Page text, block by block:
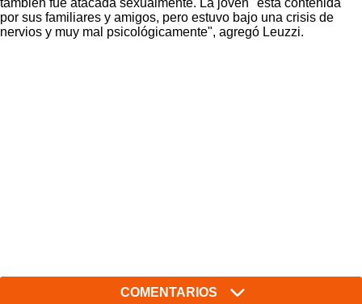
también fue atacada sexualmente. La joven "está contenida
por sus familiares y amigos, pero estuvo bajo una crisis de
nervios y muy mal psicológicamente", agregó Leuzzi.
COMENTARIOS